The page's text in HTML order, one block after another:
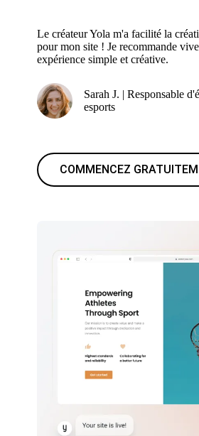
Le créateur Yola m'a facilité la
pour mon site ! Je recommande
expérience simple et créative.
Sarah J. | Responsable
esports
COMMENCEZ